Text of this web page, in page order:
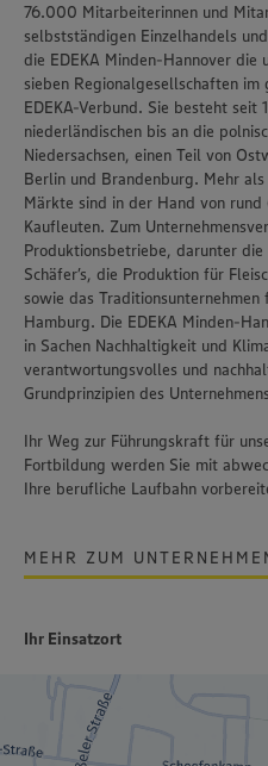
76.000 Mitarbeiterinnen und
selbstständigen Einzelhandels
die EDEKA Minden-Hannover die
sieben Regionalgesellschaften
EDEKA-Verbund. Sie besteht
niederländischen bis an die
Niedersachsen, einen Teil von
Berlin und Brandenburg. Mehr
Märkte sind in der Hand von
Kaufleuten. Zum
Produktionsbetriebe, darunter
Schäfer’s, die Produktion für
sowie das
Hamburg. Die EDEKA Minden-
in Sachen Nachhaltigkeit und
verantwortungsvolles und
Grundprinzipien des
Ihr Weg zur Führungskraft für
Fortbildung werden Sie mit
Ihre berufliche Laufbahn
MEHR ZUM
Ihr Einsatzort